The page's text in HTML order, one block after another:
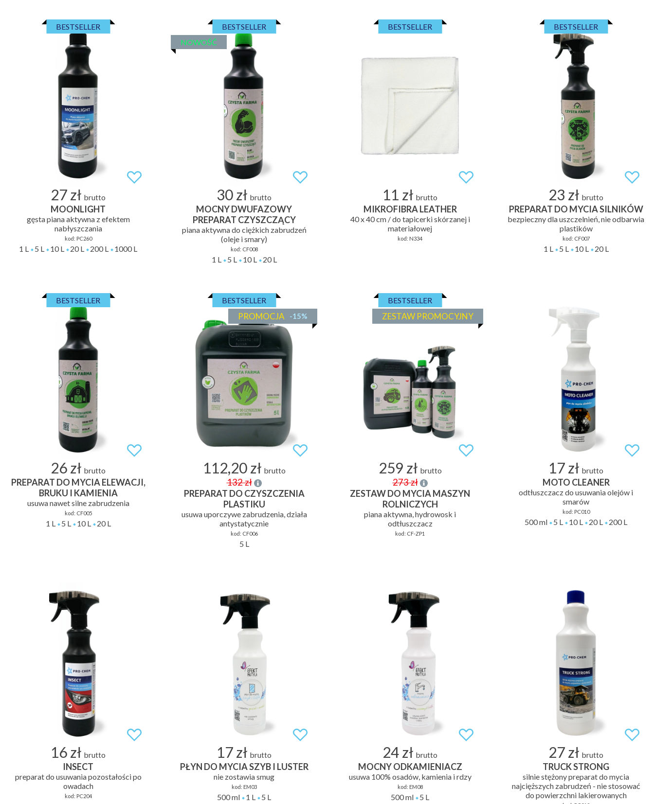
BESTSELLER
27 zł brutto
MOONLIGHT
gęsta piana aktywna z efektem
nabłyszczania
kod: PC260
1 L 5 L 10 L 20 L 200 L 1000 L
NOWOŚĆ
BESTSELLER
30 zł brutto
MOCNY DWUFAZOWY
PREPARAT CZYSZCZĄCY
piana aktywna do ciężkich zabrudzeń
(oleje i smary)
kod: CF008
1 L 5 L 10 L 20 L
BESTSELLER
11 zł brutto
MIKROFIBRA LEATHER
40 x 40 cm / do tapicerki skórzanej i
materiałowej
kod: N334
BESTSELLER
23 zł brutto
PREPARAT DO MYCIA SILNIKÓW
bezpieczny dla uszczelnień, nie odbarwia
plastików
kod: CF007
1 L 5 L 10 L 20 L
BESTSELLER
26 zł brutto
PREPARAT DO MYCIA ELEWACJI,
BRUKU I KAMIENIA
usuwa nawet silne zabrudzenia
kod: CF005
1 L 5 L 10 L 20 L
PROMOCJA -15%
BESTSELLER
112,20 zł brutto
132 zł
PREPARAT DO CZYSZCZENIA
PLASTIKU
usuwa uporczywe zabrudzenia, działa
antystatycznie
kod: CF006
5 L
ZESTAW PROMOCYJNY
BESTSELLER
259 zł brutto
273 zł
ZESTAW DO MYCIA MASZYN
ROLNICZYCH
piana aktywna, hydrowosk i
odtłuszczacz
kod: CF-ZP1
17 zł brutto
MOTO CLEANER
odtłuszczacz do usuwania olejów i
smarów
kod: PC010
500 ml 5 L 10 L 20 L 200 L
16 zł brutto
INSECT
preparat do usuwania pozostałości po
owadach
kod: PC204
17 zł brutto
PŁYN DO MYCIA SZYB I LUSTER
nie zostawia smug
kod: EM03
500 ml 1 L 5 L
24 zł brutto
MOCNY ODKAMIENIACZ
usuwa 100% osadów, kamienia i rdzy
kod: EM08
500 ml 5 L
27 zł brutto
TRUCK STRONG
silnie stężony preparat do mycia
najcięższych zabrudzeń - nie stosować
do powierzchni lakierowanych